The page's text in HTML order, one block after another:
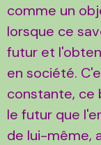
comme un
lorsque ce
futur et
en société.
constante, ce
le futur que
de lui-même,